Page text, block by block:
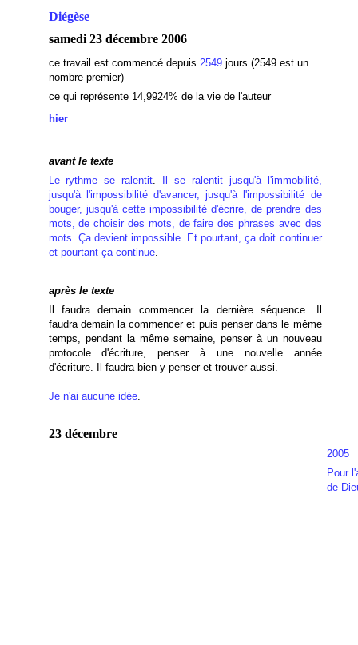
Diégèse
samedi 23 décembre 2006
ce travail est commencé depuis 2549jours (2549 est un
nombre premier)
ce qui représente 14,9924% de la vie de l'auteur
hier
avant le texte
Le rythme se ralentit.
Il se ralentit jusqu'à l'immobilité,
jusqu'à l'impossibilité d'avancer, jusqu'à l'impossibilité de
bouger, jusqu'à cette impossibilité d'écrire, de prendre des
mots, de choisir des mots, de faire des phrases avec des
mots. Ça devient impossible. Et pourtant, ça doit continuer
et pourtant ça continue.
après le texte
Il faudra demain commencer la dernière séquence. Il
faudra demain la commencer et puis penser dans le même
temps, pendant la même semaine, penser à un nouveau
protocole d'écriture, penser à une nouvelle année
d'écriture. Il faudra bien y penser et trouver aussi.
Je n'ai aucune idée.
23 décembre
2005
Pour
de